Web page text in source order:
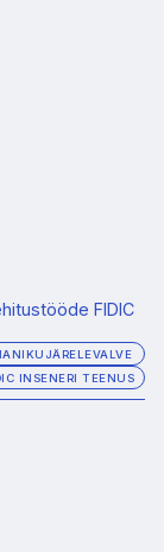
FIDIC
INSENERI TEENUS